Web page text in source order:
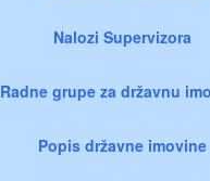
Nalozi Supervizora
Radne grupe za državnu
Popis državne imovine